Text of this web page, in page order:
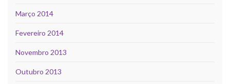
Março 2014
Fevereiro 2014
Novembro 2013
Outubro 2013